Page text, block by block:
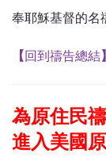
奉耶穌基督的名
【回到禱告總結】
為原住民
進入美國